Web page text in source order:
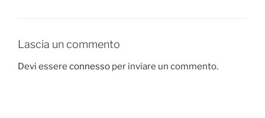
Lascia un commento
Devi essere connesso per inviare un commento.